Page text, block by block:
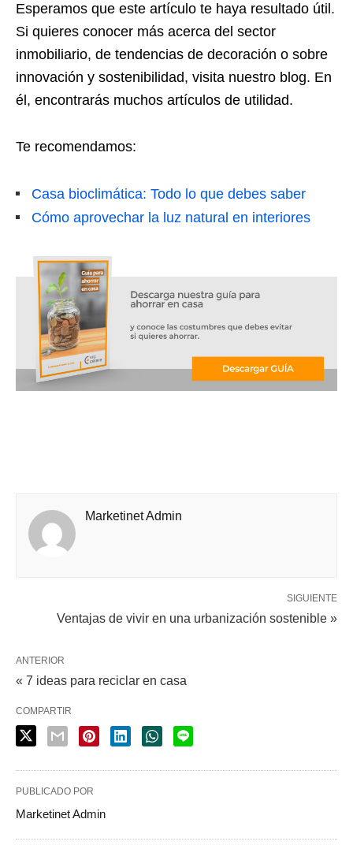
Esperamos que este artículo te haya resultado útil.
Si quieres conocer más acerca del sector
inmobiliario, de tendencias de decoración o sobre
innovación y sostenibilidad, visita nuestro blog. En
él, encontrarás muchos artículos de utilidad.
Te recomendamos:
Casa bioclimática: Todo lo que debes saber
Cómo aprovechar la luz natural en interiores
Marketinet Admin
SIGUIENTE
Ventajas de vivir en una urbanización sostenible »
ANTERIOR
« 7 ideas para reciclar en casa
COMPARTIR
PUBLICADO POR
Marketinet Admin